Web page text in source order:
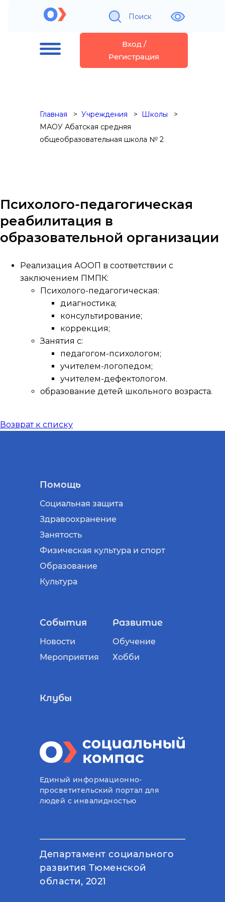
Поиск
Вход /
Регистрация
Главная Учреждения
Школы
МАОУ Абатская средняя
общеобразовательная школа № 2
Психолого-педагогическая
реабилитация в
образовательной организации
Реализация АООП в соответствии с
заключением ПМПК:
Психолого-педагогическая:
диагностика;
консультирование;
коррекция;
Занятия с:
педагогом-психологом;
учителем-логопедом;
учителем-дефектологом.
образование детей школьного возраста.
Возврат к списку
Помощь
Социальная защита
Здравоохранение
Занятость
Физическая культура и спорт
Образование
Культура
События
Новости
Мероприятия
Развитие
Обучение
Хобби
Клубы
Единый информационно-
просветительский портал для
людей с инвалидностью
Департамент социального
развития Тюменской
области, 2021